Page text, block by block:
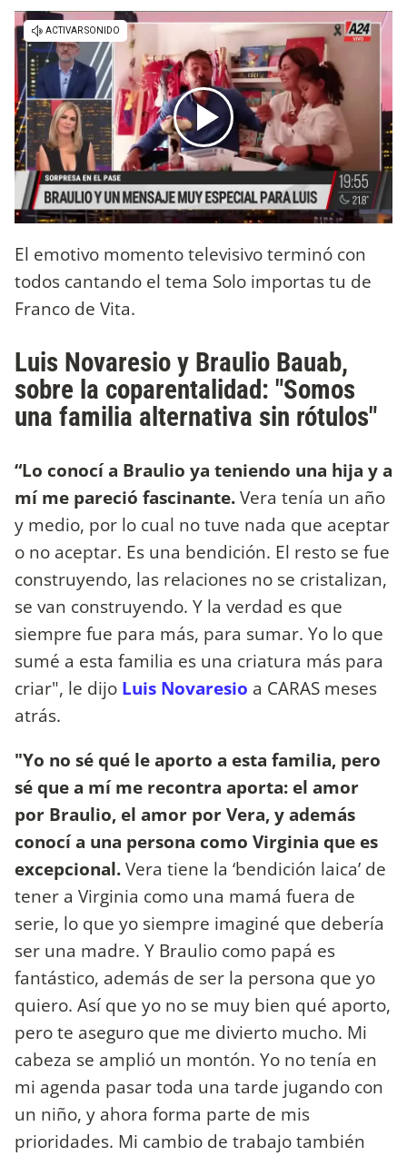
El emotivo momento televisivo terminó con
todos cantando el tema Solo importas tu de
Franco de Vita.
Luis Novaresio y Braulio Bauab,
sobre la coparentalidad: "Somos
una familia alternativa sin rótulos"
“Lo conocí a Braulio ya teniendo una hija y a
mí me pareció fascinante.Vera tenía un año
y medio, por lo cual no tuve nada que aceptar
o no aceptar. Es una bendición. El resto se fue
construyendo, las relaciones no se cristalizan,
se van construyendo. Y la verdad es que
siempre fue para más, para sumar. Yo lo que
sumé a esta familia es una criatura más para
criar", le dijo Luis Novaresio a CARAS meses
atrás.
"Yo no sé qué le aporto a esta familia, pero
sé que a mí me recontra aporta: el amor
por Braulio, el amor por Vera, y además
conocí a una persona como Virginia que es
excepcional.Vera tiene la ‘bendición laica’ de
tener a Virginia como una mamá fuera de
serie, lo que yo siempre imaginé que debería
ser una madre. Y Braulio como papá es
fantástico, además de ser la persona que yo
quiero. Así que yo no se muy bien qué aporto,
pero te aseguro que me divierto mucho. Mi
cabeza se amplió un montón. Yo no tenía en
mi agenda pasar toda una tarde jugando con
un niño, y ahora forma parte de mis
prioridades. Mi cambio de trabajo también